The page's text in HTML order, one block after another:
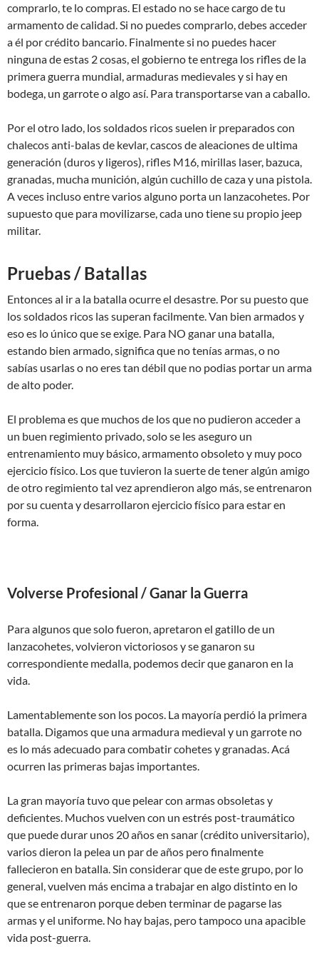
comprarlo, te lo compras. El estado no se hace cargo de tu
armamento de calidad. Si no puedes comprarlo, debes acceder
a él por crédito bancario. Finalmente si no puedes hacer
ninguna de estas 2 cosas, el gobierno te entrega los rifles de la
primera guerra mundial, armaduras medievales y si hay en
bodega, un garrote o algo así. Para transportarse van a caballo.
Por el otro lado, los soldados ricos suelen ir preparados con
chalecos anti-balas de kevlar, cascos de aleaciones de ultima
generación (duros y ligeros), rifles M16, mirillas laser, bazuca,
granadas, mucha munición, algún cuchillo de caza y una pistola.
A veces incluso entre varios alguno porta un lanzacohetes. Por
supuesto que para movilizarse, cada uno tiene su propio jeep
militar.
Pruebas / Batallas
Entonces al ir a la batalla ocurre el desastre. Por su puesto que
los soldados ricos las superan facilmente. Van bien armados y
eso es lo único que se exige. Para NO ganar una batalla,
estando bien armado, significa que no tenías armas, o no
sabías usarlas o no eres tan débil que no podias portar un arma
de alto poder.
El problema es que muchos de los que no pudieron acceder a
un buen regimiento privado, solo se les aseguro un
entrenamiento muy básico, armamento obsoleto y muy poco
ejercicio físico. Los que tuvieron la suerte de tener algún amigo
de otro regimiento tal vez aprendieron algo más, se entrenaron
por su cuenta y desarrollaron ejercicio físico para estar en
forma.
Volverse Profesional / Ganar la Guerra
Para algunos que solo fueron, apretaron el gatillo de un
lanzacohetes, volvieron victoriosos y se ganaron su
correspondiente medalla, podemos decir que ganaron en la
vida.
Lamentablemente son los pocos. La mayoría perdió la primera
batalla. Digamos que una armadura medieval y un garrote no
es lo más adecuado para combatir cohetes y granadas. Acá
ocurren las primeras bajas importantes.
La gran mayoría tuvo que pelear con armas obsoletas y
deficientes. Muchos vuelven con un estrés post-traumático
que puede durar unos 20 años en sanar (crédito universitario),
varios dieron la pelea un par de años pero finalmente
fallecieron en batalla. Sin considerar que de este grupo, por lo
general, vuelven más encima a trabajar en algo distinto en lo
que se entrenaron porque deben terminar de pagarse las
armas y el uniforme. No hay bajas, pero tampoco una apacible
vida post-guerra.